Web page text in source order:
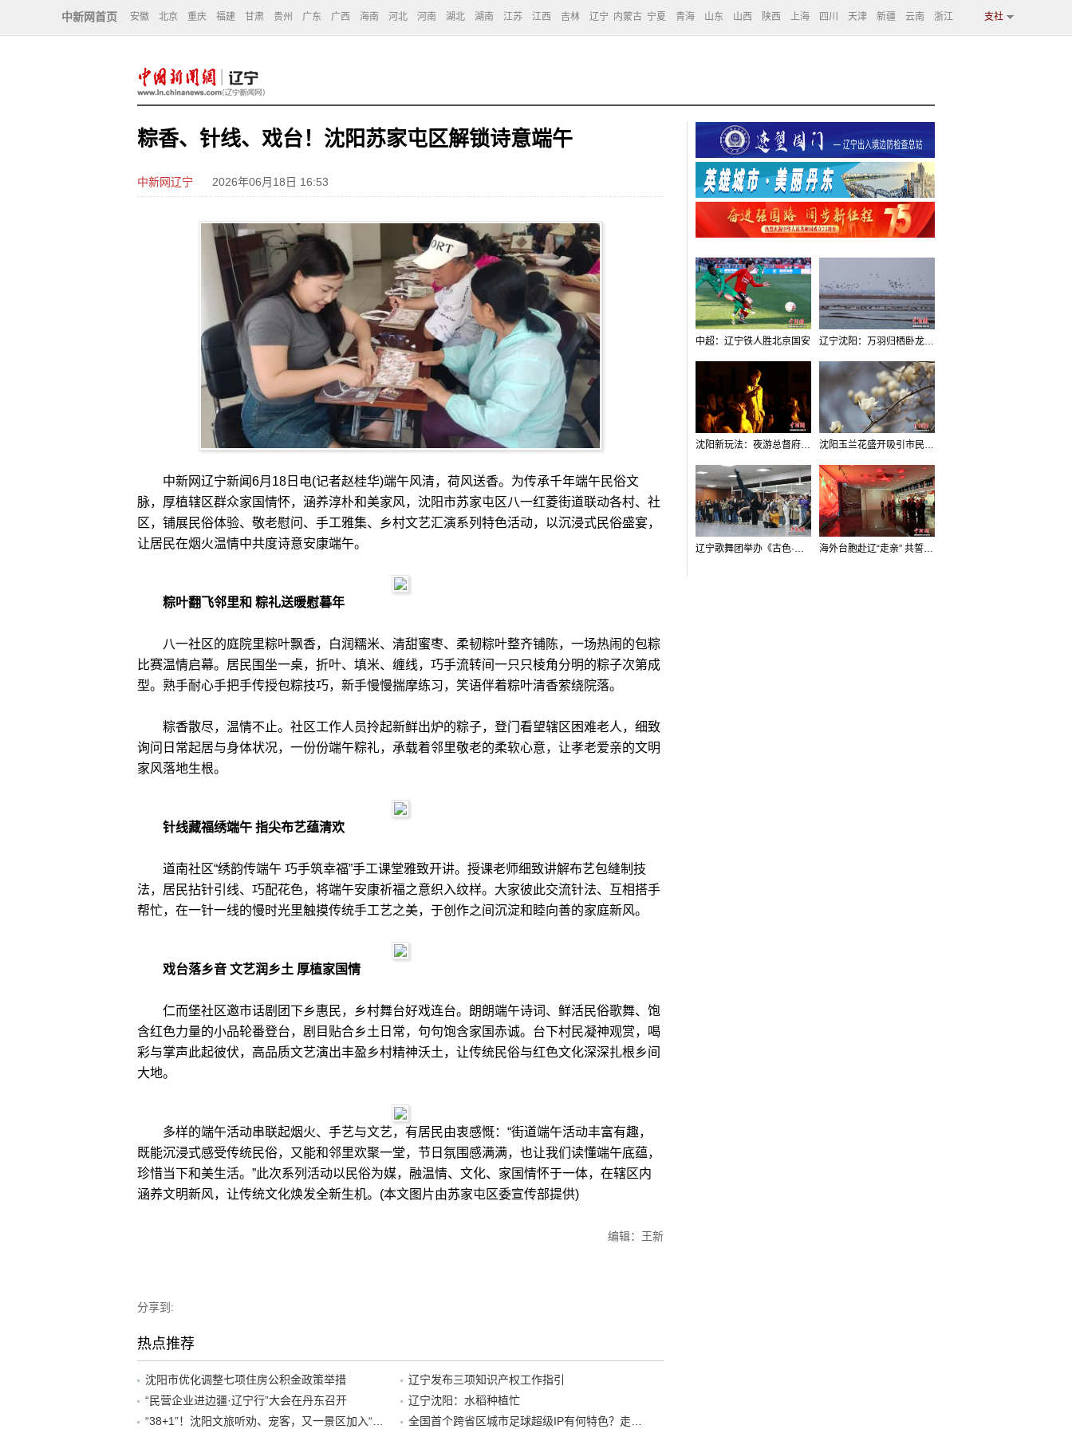
中新网首页 安徽 北京 重庆 福建 甘肃 贵州 广东 广西 海南 河北 河南 湖北 湖南 江苏 江西 吉林 辽宁 内蒙古 宁夏 青海 山东 山西 陕西 上海 四川 天津 新疆 云南 浙江 支社
粽香、针线、戏台！沈阳苏家屯区解锁诗意端午
中新网辽宁 2026年06月18日 16:53
中新网辽宁新闻6月18日电(记者赵桂华)端午风清，荷风送香。为传承千年端午民俗文
脉，厚植辖区群众家国情怀，涵养淳朴和美家风，沈阳市苏家屯区八一红菱街道联动各村、社
区，铺展民俗体验、敬老慰问、手工雅集、乡村文艺汇演系列特色活动，以沉浸式民俗盛宴，
让居民在烟火温情中共度诗意安康端午。
粽叶翻飞邻里和 粽礼送暖慰暮年
八一社区的庭院里粽叶飘香，白润糯米、清甜蜜枣、柔韧粽叶整齐铺陈，一场热闹的包粽
比赛温情启幕。居民围坐一桌，折叶、填米、缠线，巧手流转间一只只棱角分明的粽子次第成
型。熟手耐心手把手传授包粽技巧，新手慢慢揣摩练习，笑语伴着粽叶清香萦绕院落。
粽香散尽，温情不止。社区工作人员拎起新鲜出炉的粽子，登门看望辖区困难老人，细致
询问日常起居与身体状况，一份份端午粽礼，承载着邻里敬老的柔软心意，让孝老爱亲的文明
家风落地生根。
针线藏福绣端午 指尖布艺蕴清欢
道南社区“绣韵传端午 巧手筑幸福”手工课堂雅致开讲。授课老师细致讲解布艺包缝制技
法，居民拈针引线、巧配花色，将端午安康祈福之意织入纹样。大家彼此交流针法、互相搭手
帮忙，在一针一线的慢时光里触摸传统手工艺之美，于创作之间沉淀和睦向善的家庭新风。
戏台落乡音 文艺润乡土 厚植家国情
仁而堡社区邀市话剧团下乡惠民，乡村舞台好戏连台。朗朗端午诗词、鲜活民俗歌舞、饱
含红色力量的小品轮番登台，剧目贴合乡土日常，句句饱含家国赤诚。台下村民凝神观赏，喝
彩与掌声此起彼伏，高品质文艺演出丰盈乡村精神沃土，让传统民俗与红色文化深深扎根乡间
大地。
多样的端午活动串联起烟火、手艺与文艺，有居民由衷感慨：“街道端午活动丰富有趣，
既能沉浸式感受传统民俗，又能和邻里欢聚一堂，节日氛围感满满，也让我们读懂端午底蕴，
珍惜当下和美生活。”此次系列活动以民俗为媒，融温情、文化、家国情怀于一体，在辖区内
涵养文明新风，让传统文化焕发全新生机。(本文图片由苏家屯区委宣传部提供)
编辑：王新
分享到:
热点推荐
沈阳市优化调整七项住房公积金政策举措
辽宁发布三项知识产权工作指引
“民营企业进边疆·辽宁行”大会在丹东召开
辽宁沈阳：水稻种植忙
中超：辽宁铁人胜北京国安 辽宁沈阳：万羽归栖卧龙湖看群鸟齐飞
沈阳新玩法：夜游总督府，当一回“赴宴者” 沈阳玉兰花盛开吸引市民打卡
辽宁歌舞团举办《古色·国宝辽宁》排练开放日活动 海外台胞赴辽“走亲” 共誓“和平初心”